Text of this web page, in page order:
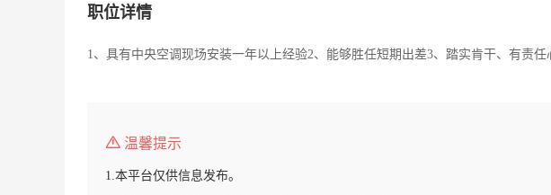
职位详情
1、具有中央空调现场安装一年以上经验2、能够胜任短期出差3、踏实肯干、有责
温馨提示
1.本平台仅供信息发布。